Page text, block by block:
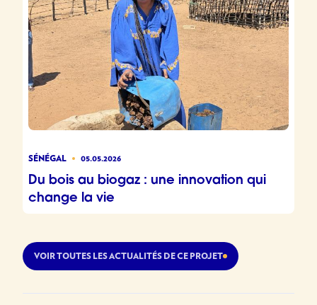
SÉNÉGAL 05.05.2026
Du bois au biogaz : une innovation qui
change la vie
VOIR TOUTES LES ACTUALITÉS DE CE PROJET